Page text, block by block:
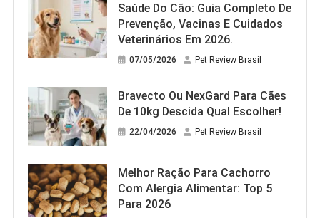
Saúde Do Cão: Guia Completo De
Prevenção, Vacinas E Cuidados
Veterinários Em 2026.
07/05/2026 Pet Review Brasil
Bravecto Ou NexGard Para Cães
De 10kg Descida Qual Escolher!
22/04/2026 Pet Review Brasil
Melhor Ração Para Cachorro
Com Alergia Alimentar: Top 5
Para 2026